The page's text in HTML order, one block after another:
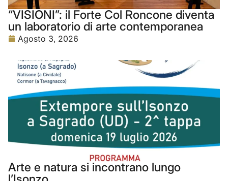
“VISIONI”: il Forte Col Roncone diventa
un laboratorio di arte contemporanea
Agosto 3, 2026
Arte e natura si incontrano lungo